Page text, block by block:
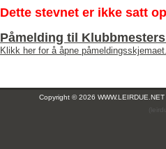
Dette stevnet er ikke satt
Påmelding til
Klikk her for å åpne
Copyright © 2026